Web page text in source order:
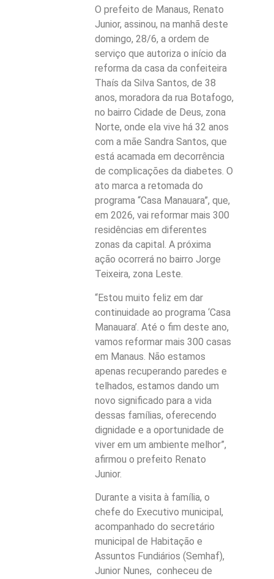
O prefeito de Manaus, Renato
Junior, assinou, na manhã deste
domingo, 28/6, a ordem de
serviço que autoriza o início da
reforma da casa da confeiteira
Thaís da Silva Santos, de 38
anos, moradora da rua Botafogo,
no bairro Cidade de Deus, zona
Norte, onde ela vive há 32 anos
com a mãe Sandra Santos, que
está acamada em decorrência
de complicações da diabetes. O
ato marca a retomada do
programa “Casa Manauara”, que,
em 2026, vai reformar mais 300
residências em diferentes
zonas da capital. A próxima
ação ocorrerá no bairro Jorge
Teixeira, zona Leste.
“Estou muito feliz em dar
continuidade ao programa ‘Casa
Manauara’. Até o fim deste ano,
vamos reformar mais 300 casas
em Manaus. Não estamos
apenas recuperando paredes e
telhados, estamos dando um
novo significado para a vida
dessas famílias, oferecendo
dignidade e a oportunidade de
viver em um ambiente melhor”,
afirmou o prefeito Renato
Junior.
Durante a visita à família, o
chefe do Executivo municipal,
acompanhado do secretário
municipal de Habitação e
Assuntos Fundiários (Semhaf),
Junior Nunes, conheceu de